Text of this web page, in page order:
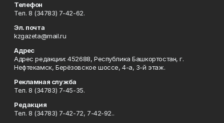
Телефон
Тел. 8 (34783) 7-42-62.
Эл. почта
kzgazeta@mail.ru
Адрес
Адрес редакции: 452688, Республика Башкортостан, г.
Нефтекамск, Берёзовское шоссе, 4-а, 3-й этаж.
Рекламная служба
Тел. 8 (34783) 7-45-35.
Редакция
Тел. 8 (34783) 7-42-72, 7-42-92..